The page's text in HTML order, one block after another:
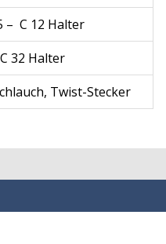
– C 12 Halter
32 Halter
Twist-Stecker